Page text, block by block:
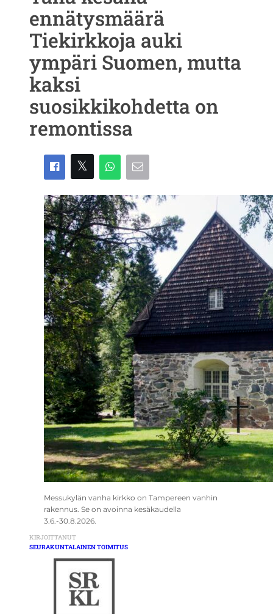
ennätysmäärä
Tiekirkkoja auki
ympäri Suomen, mutta
kaksi
suosikkikohdetta on
remontissa
Messukylän vanha kirkko on Tampereen vanhin
rakennus. Se on avoinna kesäkaudella
3.6.-30.8.2026.
KIRJOITTANUT
SEURAKUNTALAINEN TOIMITUS